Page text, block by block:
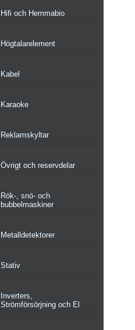
Hifi och Hemmabio
Högtalarelement
Kabel
Karaoke
Reklamskyltar
Övrigt och reservdelar
Rök-, snö- och
bubbelmaskiner
Metalldetektorer
Stativ
Inverters,
Strömförsörjning och El